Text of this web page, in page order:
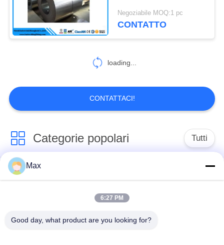
tubo di rame del
368
Metropolitana di
aletta di U
89
delle strisce del piatto
d'acciaio elencato
Negoziabile MOQ:1 pc
CONTATTO
loading...
CONTATTACI!
Categorie popolari Tutti
Tubo della lega di
eccellente dell'acciaio
inossidabile
tubo austenitico
Max
6:27 PM
Good day, what product are you looking for?